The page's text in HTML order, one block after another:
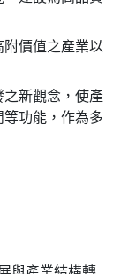
價值之產業以
之新觀念，使產
功能，作為多